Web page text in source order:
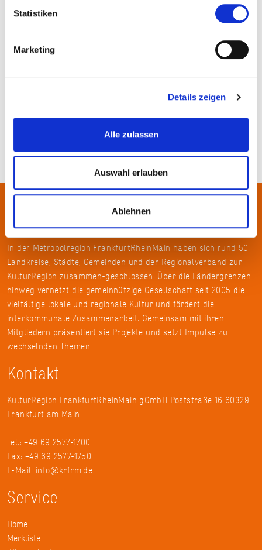
Statistiken
Marketing
Details zeigen
Alle zulassen
Auswahl erlauben
Ablehnen
Über uns
In der Metropolregion FrankfurtRheinMain haben sich rund 50
Landkreise, Städte, Gemeinden und der Regionalverband zur
KulturRegion zusammen-geschlossen. Über die Ländergrenzen
hinweg vernetzt die gemeinnützige Gesellschaft seit 2005 die
vielfältige lokale und regionale Kultur und fördert die
interkommunale Zusammenarbeit. Gemeinsam mit ihren
Mitgliedern präsentiert sie Projekte und setzt Impulse zu
wechselnden Themen.
Kontakt
KulturRegion FrankfurtRheinMain gGmbH Poststraße 16 60329
Frankfurt am Main
Tel.: +49 69 2577-1700
Fax: +49 69 2577-1750
E-Mail: info@krfrm.de
Service
Home
Merkliste